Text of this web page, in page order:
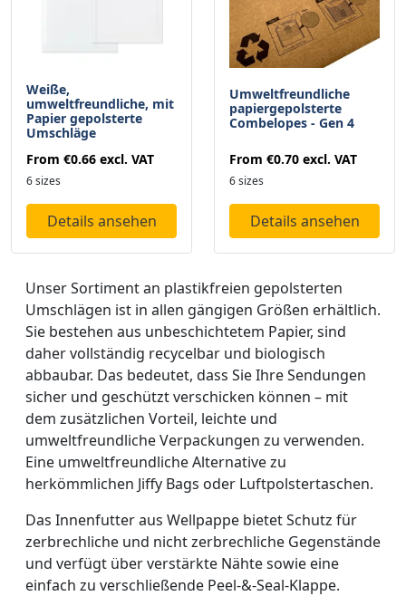
Weiße,
umweltfreundliche, mit
Papier gepolsterte
Umschläge
From €0.66 excl. VAT
6 sizes
Details ansehen
Umweltfreundliche
papiergepolsterte
Combelopes - Gen 4
From €0.70 excl. VAT
6 sizes
Details ansehen
Unser Sortiment an plastikfreien gepolsterten
Umschlägen ist in allen gängigen Größen erhältlich.
Sie bestehen aus unbeschichtetem Papier, sind
daher vollständig recycelbar und biologisch
abbaubar. Das bedeutet, dass Sie Ihre Sendungen
sicher und geschützt verschicken können – mit
dem zusätzlichen Vorteil, leichte und
umweltfreundliche Verpackungen zu verwenden.
Eine umweltfreundliche Alternative zu
herkömmlichen Jiffy Bags oder Luftpolstertaschen.
Das Innenfutter aus Wellpappe bietet Schutz für
zerbrechliche und nicht zerbrechliche Gegenstände
und verfügt über verstärkte Nähte sowie eine
einfach zu verschließende Peel-&-Seal-Klappe.